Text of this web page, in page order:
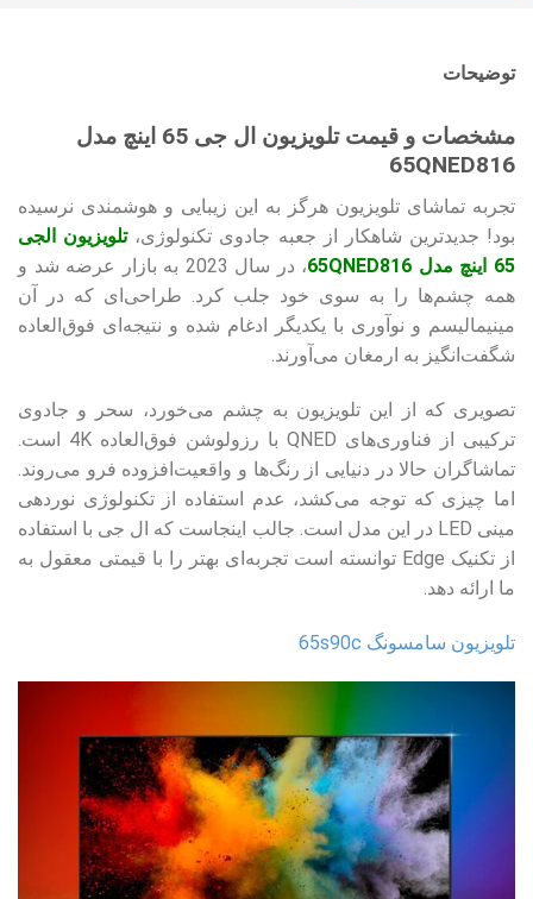
توضیحات
مشخصات و قیمت تلویزیون ال جی 65 اینچ مدل
65QNED816
تجربه تماشای تلویزیون هرگز به این زیبایی و هوشمندی نرسیده
بود! جدیدترین شاهکار از جعبه جادوی تکنولوژی،تلویزیون الجی
65 اینچ مدل 65QNED816
، در سال 2023 به بازار عرضه شد و
همه چشم‌ها را به سوی خود جلب کرد. طراحی‌ای که در آن
مینیمالیسم و نوآوری با یکدیگر ادغام شده و نتیجه‌ای فوق‌العاده
شگفت‌انگیز به ارمغان می‌آورند.
تصویری که از این تلویزیون به چشم می‌خورد، سحر و جادوی
ترکیبی از فناوری‌های QNED با رزولوشن فوق‌العاده 4K است.
تماشاگران حالا در دنیایی از رنگ‌ها و واقعیت‌افزوده فرو می‌روند.
اما چیزی که توجه می‌کشد، عدم استفاده از تکنولوژی نوردهی
مینی LED در این مدل است. جالب اینجاست که ال جی با استفاده
از تکنیک Edge توانسته‌ است تجربه‌ای بهتر را با قیمتی معقول به
ما ارائه دهد.
تلویزیون سامسونگ 65s90c